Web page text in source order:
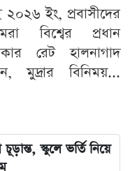
ইং, প্রবাসীদের
বিশ্বের প্রধান
রেট হালনাগাদ
মুদ্রার বিনিময়...
স্কুলে ভর্তি নিয়ে